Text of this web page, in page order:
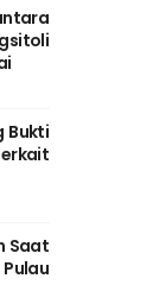
Bukti
Saat